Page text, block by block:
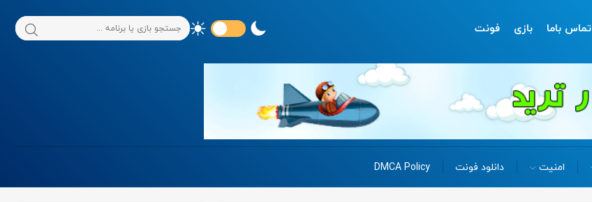
تماس باما بازی فونت
امنیت دانلود فونت DMCA Policy